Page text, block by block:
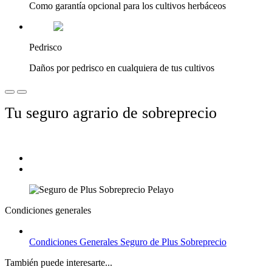
Como garantía opcional para los cultivos herbáceos
Pedrisco
Daños por pedrisco en cualquiera de tus cultivos
Tu seguro agrario de sobreprecio
Condiciones generales
Condiciones Generales Seguro de Plus Sobreprecio
También puede interesarte...